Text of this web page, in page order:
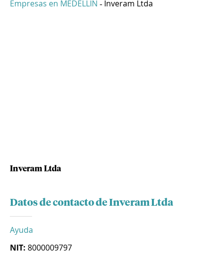
Empresas en MEDELLIN - Inveram Ltda
Inveram Ltda
Datos de contacto de Inveram Ltda
Ayuda
NIT: 8000009797